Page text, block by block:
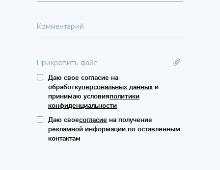
Комментарий
Прикрепить файл
Даю свое согласие на
обработкуперсональных данных и
принимаю условияполитики
конфиденциальности
Даю своесогласие на получение
рекламной информации по оставленным
контактам